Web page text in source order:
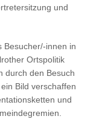
und
Besucher/-innen in
Ortspolitik
durch den Besuch
Bild verschaffen
und